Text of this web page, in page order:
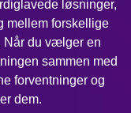
løsninger,
mellem forskellige
Når du vælger en
sammen med
forventninger og
dem.